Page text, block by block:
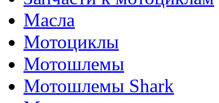
Масла
Мотоциклы
Мотошлемы
Мотошлемы Shark